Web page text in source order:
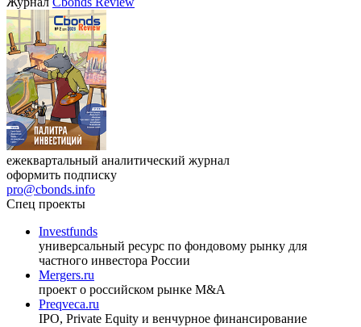
ежеквартальный аналитический журнал
оформить подписку
pro@cbonds.info
Спец проекты
Investfunds
универсальный ресурс по фондовому рынку для
частного инвестора России
Mergers.ru
проект о российском рынке M&A
Preqveca.ru
IPO, Private Equity и венчурное финансирование